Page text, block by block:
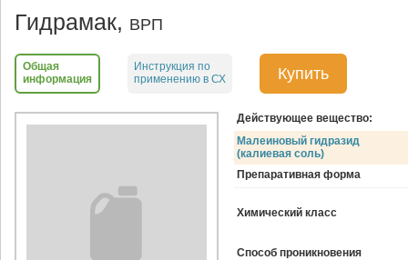
Гидрамак, ВРП
Общая
информация
Инструкция по
применению в СХ
Купить
Действующее вещество:
Малеиновый гидразид
(калиевая соль)
Препаративная форма
Химический класс
Способ проникновения